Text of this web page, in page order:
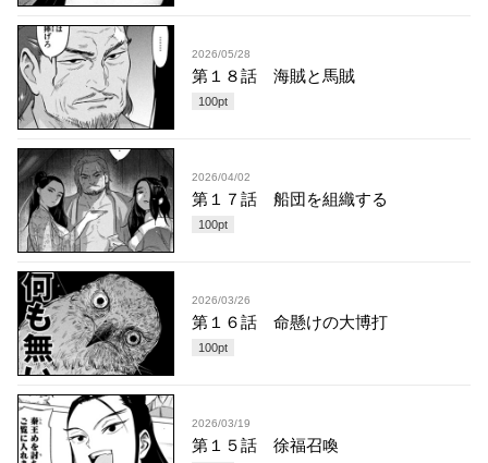
2026/05/28
第１８話 海賊と馬賊
100pt
2026/04/02
第１７話 船団を組織する
100pt
2026/03/26
第１６話 命懸けの大博打
100pt
2026/03/19
第１５話 徐福召喚